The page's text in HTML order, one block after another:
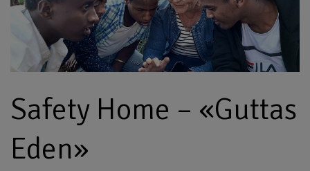
Safety Home – «Guttas
Eden»